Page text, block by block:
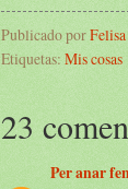
Publicado por
Etiquetas: Mis cosas
23
Per anar